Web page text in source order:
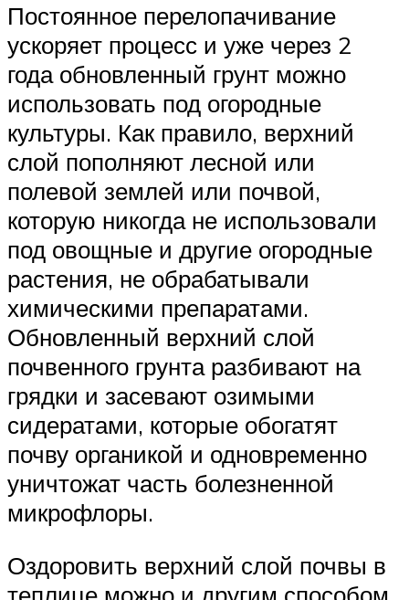
Постоянное перелопачивание
ускоряет процесс и уже через 2
года обновленный грунт можно
использовать под огородные
культуры. Как правило, верхний
слой пополняют лесной или
полевой землей или почвой,
которую никогда не использовали
под овощные и другие огородные
растения, не обрабатывали
химическими препаратами.
Обновленный верхний слой
почвенного грунта разбивают на
грядки и засевают озимыми
сидератами, которые обогатят
почву органикой и одновременно
уничтожат часть болезненной
микрофлоры.
Оздоровить верхний слой почвы в